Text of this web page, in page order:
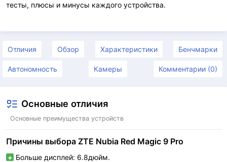
тесты, плюсы и минусы каждого устройства.
Отличия Обзор Характеристики Бенчмарки
Автономность Камеры Комментарии (0)
Основные отличия
Основные преимущества устройств
Причины выбора ZTE Nubia Red Magic 9 Pro
Больше дисплей: 6.8дюйм.